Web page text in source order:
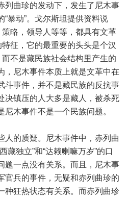
列曲珍的发动下，发生了尼木事
暴动”。戈尔斯坦提供资料说
策略，领导人等等，都具有文革
特征，它的最重要的头头是个汉
而不是藏民族社会结构里产生的
，尼木事件本质上就是文革中在
斗事件，并不是藏民族的反抗事
决镇压的人大多是藏人，被杀死
木事件不是一个民族问题。
人的质疑。尼木事件中，赤列曲
藏独立”和“达赖喇嘛万岁”的口
题一点没有关系。而且，尼木事
官兵的事件，无疑和赤列曲珍的
种狂热状态有关系。而赤列曲珍